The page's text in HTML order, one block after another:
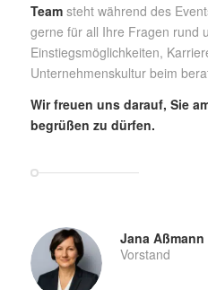
Teamsteht während des
gerne für all Ihre Fragen rund
Einstiegsmöglichkeiten,
Unternehmenskultur beim
Wir freuen uns darauf, Sie
begrüßen zu dürfen.
Jana Aßmann
Vorstand